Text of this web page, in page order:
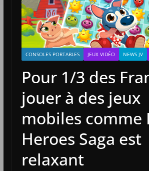
CONSOLES PORTABLES JEUX VIDÉO NEWS JV
Pour 1/3 des
jouer à des jeux
mobiles comme
Heroes Saga est
relaxant